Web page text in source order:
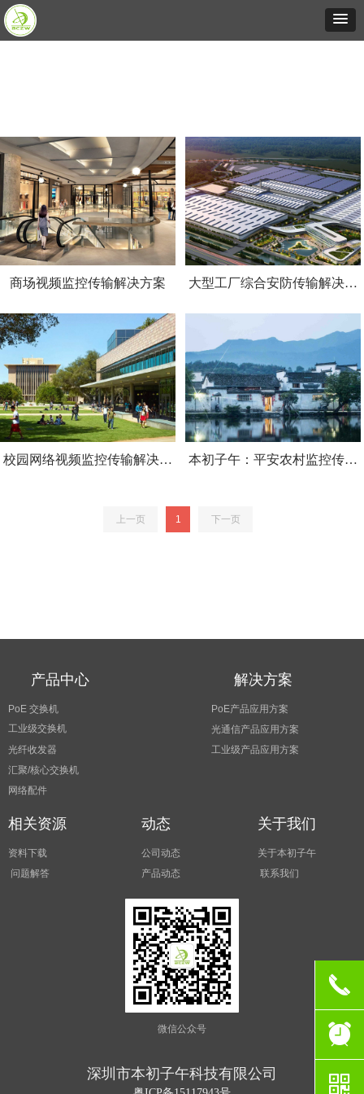
商场视频监控传输解决方案
大型工厂综合安防传输解决方
案
校园网络视频监控传输解决方
本初子午：平安农村监控传输
上一页 1 下一页
产品中心
工业级交换机
PoE 交换机
光纤收发器
汇聚/核心交换机
网络配件
解决方案
PoE产品应用方案
光通信产品应用方案
工业级产品应用方案
动态
公司动态
产品动态
相关资源
资料下载
问题解答
关于我们
关于本初子午
联系我们
深圳市本初子午科技有限公司
微信公众号
끅
뀥
낃